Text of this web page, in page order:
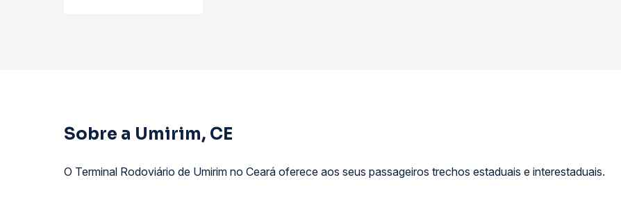
Sobre a Umirim, CE
O Terminal Rodoviário de Umirim no Ceará oferece aos seus passageiros trechos estaduais e interestaduais.